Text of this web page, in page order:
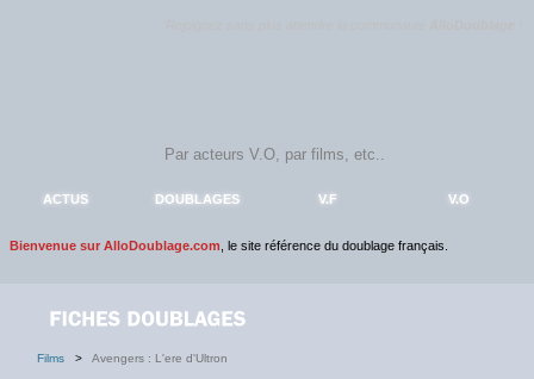
ACTUS DOUBLAGES V.F V.O
Bienvenue sur AlloDoublage.com , le site référence du doublage français.
Films > Avengers : L'ere d'Ultron